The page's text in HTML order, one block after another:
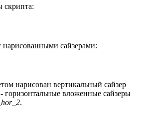
скрипта:
сайзерами:
нарисован вертикальный сайзер
горизонтальные вложенные сайзеры
.